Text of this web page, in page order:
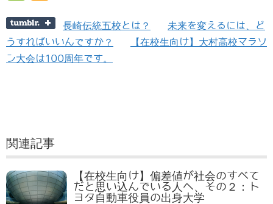
長崎伝統五校とは？
未来を変えるには、ど
うすればいいんですか？
【在校生向け】大村高校マラソ
ン大会は100周年です。
関連記事
【在校生向け】偏差値が社会のすべて
だと思い込んでいる人へ、その２：ト
ヨタ自動車役員の出身大学